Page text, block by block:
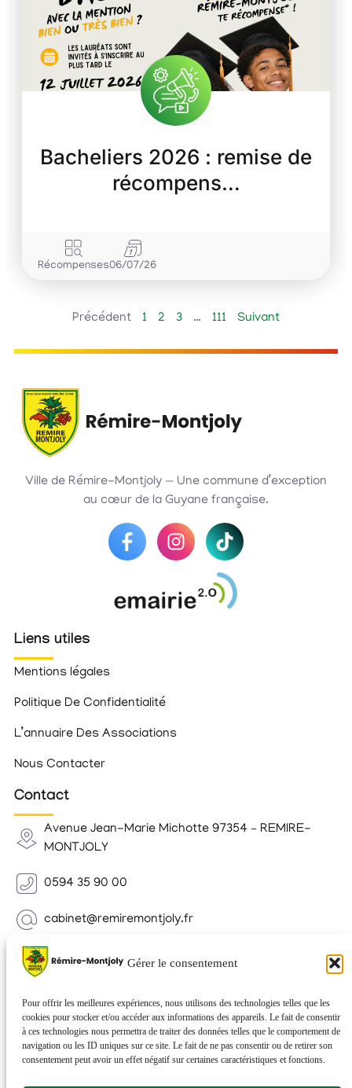
Gérer le consentement
Pour offrir les meilleures expériences, nous utilisons des technologies telles que les
cookies pour stocker et/ou accéder aux informations des appareils. Le fait de consentir
à ces technologies nous permettra de traiter des données telles que le comportement de
navigation ou les ID uniques sur ce site. Le fait de ne pas consentir ou de retirer son
consentement peut avoir un effet négatif sur certaines caractéristiques et fonctions.
Bacheliers 2026 : remise de
récompens…
Récompenses06/07/26
Précédent 1 2 3 … 111 Suivant
Ville de Rémire-Montjoly — Une commune d’exception
au cœur de la Guyane française.
Liens utiles
Mentions légales
Politique De Confidentialité
L’annuaire Des Associations
Nous Contacter
Contact
Avenue Jean-Marie Michotte 97354 – REMIRE-
MONTJOLY
0594 35 90 00
cabinet@remiremontjoly.fr
Newsletter
nouvelles de votre commune.